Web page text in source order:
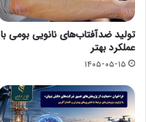
تولید ضدآفتاب‌های نانویی بومی با
عملکرد بهتر
۱۴۰۵-۰۵-۱۵